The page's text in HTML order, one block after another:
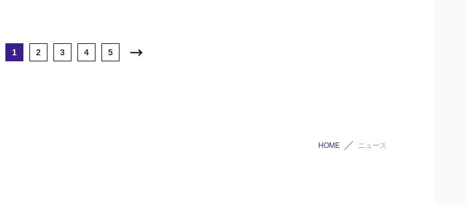
1 2 3 4 5
HOME ニュース